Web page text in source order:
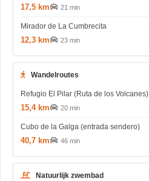
17,5 km 21 min
Mirador de La Cumbrecita
12,3 km 23 min
Wandelroutes
Refugio El Pilar (Ruta de los Volcanes)
15,4 km 20 min
Cubo de la Galga (entrada sendero)
40,7 km 46 min
Natuurlijk zwembad